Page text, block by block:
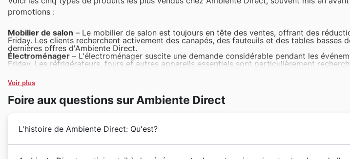
promotions :
Mobilier de salon – Le mobilier de salon est toujours en tête des ventes, offrant des
Friday. Les clients recherchent activement des canapés, des fauteuils et des tables basses
dernières offres d'Ambiente Direct.
Électroménager – L'électroménager suscite une demande considérable pendant les
Friday. Les réfrigérateurs, fours et autres appareils essentiels sont particulièrement
Luminaires design
attractives sur ces pièces maîtresses. Ils sont fréquemment présents dans les catalogues et
Friday.
Décoration intérieure– Les articles de décoration intérieure, tels que les tapis, les cadres
Textiles de maison– Les draps, serviettes et autres textiles de maison sont des
grandes ventes comme le Black Friday. Ils sont largement disponibles dans les promotions
Voir plus
Foire aux questions sur Ambiente Direct
L'histoire de Ambiente Direct: Qu'est?